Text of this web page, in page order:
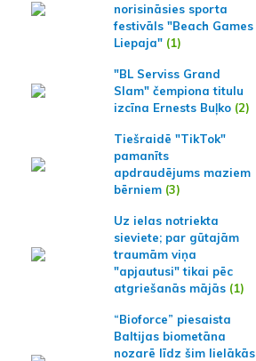
norisināsies sporta
festivāls "Beach Games
Liepaja"(1)
"BL Serviss Grand
Slam" čempiona titulu
izcīna Ernests Buļko(2)
Tiešraidē "TikTok"
pamanīts
apdraudējums maziem
bērniem(3)
Uz ielas notriekta
sieviete; par gūtajām
traumām viņa
"apjautusi" tikai pēc
atgriešanās mājās(1)
“Bioforce” piesaista
Baltijas biometāna
nozarē līdz šim lielākās